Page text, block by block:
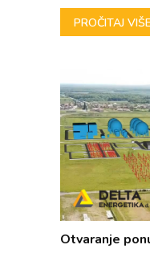
PROČITAJ
Otvaranje